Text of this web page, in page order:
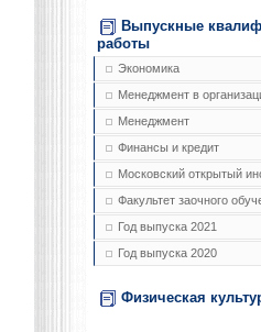
Выпускные
работы
Экономика
Менеджмент в
Менеджмент
Финансы и кредит
Московский открытый
Факультет заочного
Год выпуска 2021
Год выпуска 2020
Физическая